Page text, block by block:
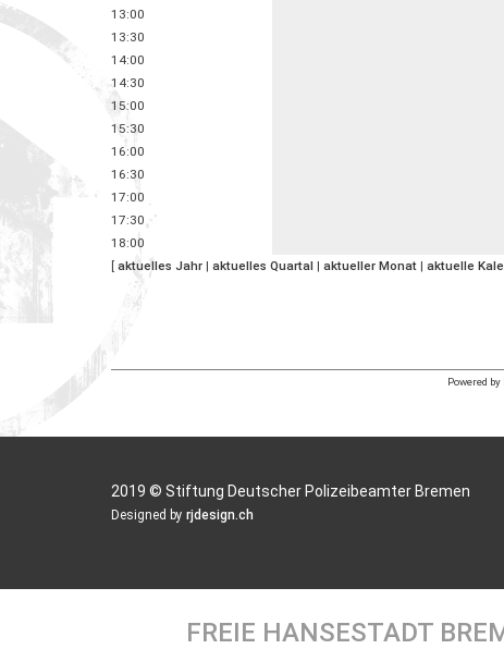
13:00
13:30
14:00
14:30
15:00
15:30
16:00
16:30
17:00
17:30
18:00
[ aktuelles Jahr | aktuelles Quartal | aktueller Monat | aktuelle
Powered
2019 © Stiftung Deutscher Polizeibeamter Bremen
Designed by rjdesign.ch
FREIE HANSESTADT